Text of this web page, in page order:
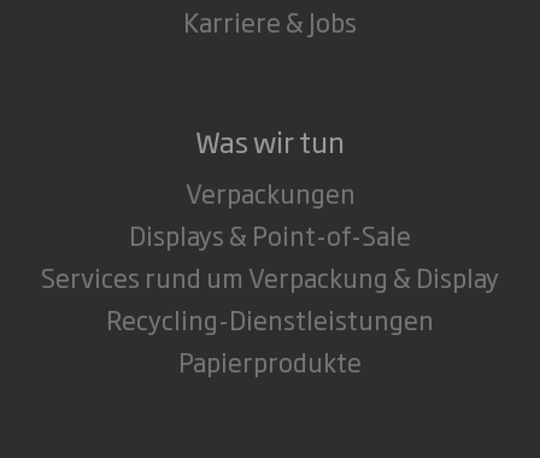
Karriere & Jobs
Was wir tun
Verpackungen
Displays & Point-of-Sale
Services rund um Verpackung & Display
Recycling-Dienstleistungen
Papierprodukte